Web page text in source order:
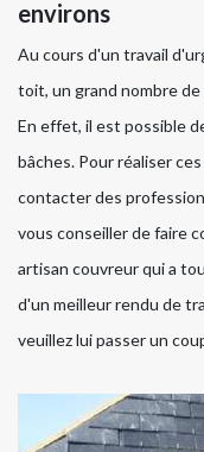
environs
Au cours d'un travail
toit, un grand nombre
En effet, il est possible
bâches. Pour réaliser
contacter des
vous conseiller de faire
artisan couvreur qui a
d'un meilleur rendu de
veuillez lui passer un